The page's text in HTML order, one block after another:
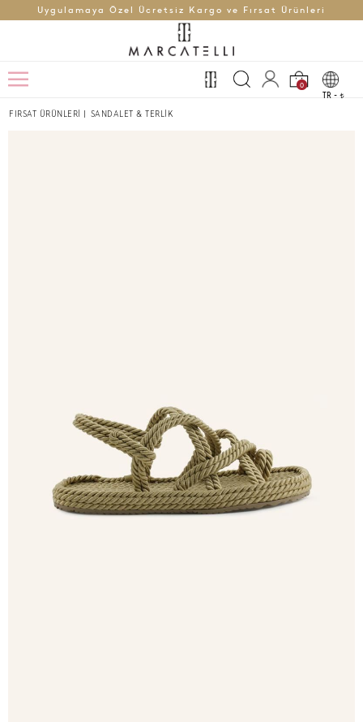
Uygulamaya Özel Ücretsiz Kargo ve Fırsat Ürünleri
0
TR - t
FIRSAT ÜRÜNLERİ | SANDALET & TERLİK